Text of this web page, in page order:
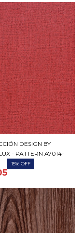
DESIGN BY
- PATTERN A7014-
15